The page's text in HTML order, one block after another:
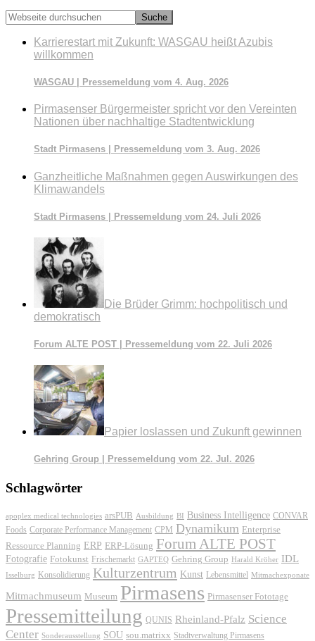
Webseite
durchsuchen
Karrierestart mit Zukunft: WASGAU heißt Azubis
willkommen
WASGAU | Pressemeldung vom 4. Aug. 2026
Pirmasenser Bürgermeister spricht vor den Vereinten
Nationen über nachhaltige Stadtentwicklung
Stadt Pirmasens | Pressemeldung vom 3. Aug. 2026
Ganzheitliche Maßnahmen gegen Auswirkungen des
Klimawandels
Stadt Pirmasens | Pressemeldung vom 24. Juli 2026
Die Brüder Grimm: hochpolitisch und
demokratisch
Forum ALTE POST | Pressemeldung vom 22. Juli 2026
Papier loslassen und Zukunft gewinnen
Gehring Group | Pressemeldung vom 22. Jul. 2026
Schlagwörter
apoplex medical technologies arsPUB Ausbildung BI Business Intelligence CONVAR
Foods Corporate Performance Management CPM Dynamikum Enterprise
Ressource Planning ERP ERP-Lösung Forum ALTE POST
Fotografie Fotokunst Frischemarkt GAPTEQ Gehring Group Harald Kröher IDL
Isselburg Konsolidierung Kulturzentrum Kunst Lebensmittel Mitmachexponate
Mitmachmuseum Museum Pirmasens Pirmasenser Fototage
Pressemitteilung QUNIS Rheinland-Pfalz Science
Center Sonderausstellung SOU sou.matrixx Stadtverwaltung Pirmasens